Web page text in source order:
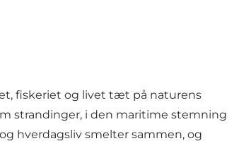
fiskeriet og livet tæt på naturens
strandinger, i den maritime stemning
hverdagsliv smelter sammen, og